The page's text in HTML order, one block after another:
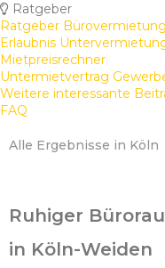
Ratgeber
Ratgeber Bürovermietung
Erlaubnis
Mietpreisrechner
Untermietvertrag
Weitere interessante
FAQ
Alle Ergebnisse in Köln
Ruhiger
in Köln-Weiden